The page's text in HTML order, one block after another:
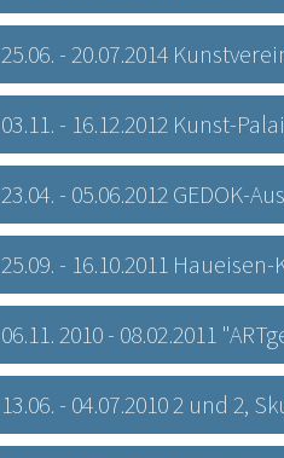
25.06. - 20.07.2014
03.11. - 16.12.2012 Kunst-
23.04. - 05.06.2012
25.09. - 16.10.2011
06.11. 2010 - 08.02.2011
13.06. - 04.07.2010 2 und 2,